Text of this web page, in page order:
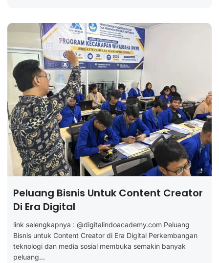
Peluang Bisnis Untuk Content Creator
Di Era Digital
link selengkapnya : @digitalindoacademy.com Peluang
Bisnis untuk Content Creator di Era Digital Perkembangan
teknologi dan media sosial membuka semakin banyak
peluang...